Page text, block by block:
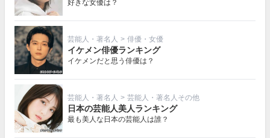
好きな女優は？
芸能人・著名人 > 俳優・女優
イケメン俳優ランキング
イケメンだと思う俳優は？
芸能人・著名人 > 芸能人・著名人その他
日本の芸能人美人ランキング
最も美人な日本の芸能人は誰？